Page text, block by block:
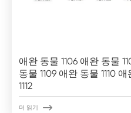
애완 동물 1106 애완 동물
동물 1109 애완 동물 1110 애
1112
더 읽기 